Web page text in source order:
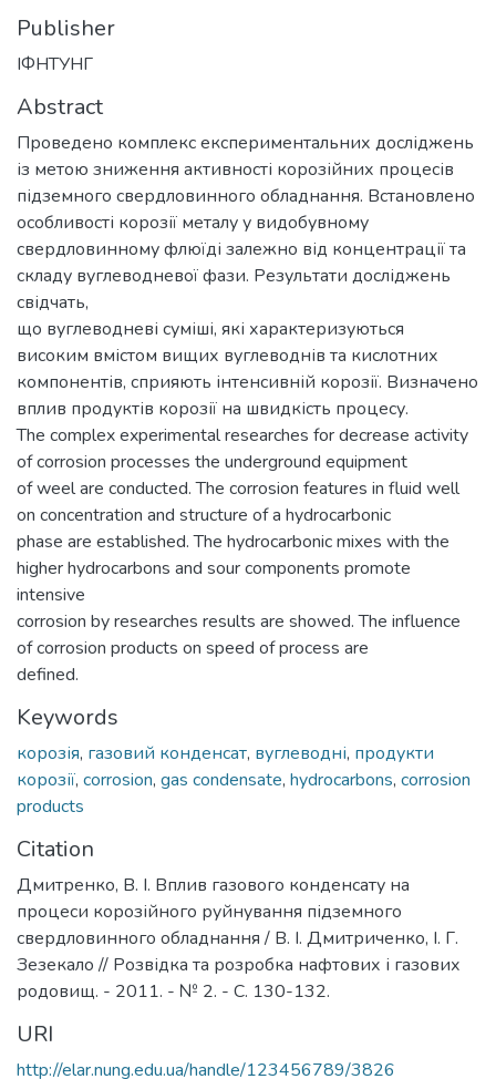
Publisher
ІФНТУНГ
Abstract
Проведено комплекс експериментальних досліджень
із метою зниження активності корозійних процесів
підземного свердловинного обладнання. Встановлено
особливості корозії металу у видобувному
свердловинному флюїді залежно від концентрації та
складу вуглеводневої фази. Результати досліджень
свідчать,
що вуглеводневі суміші, які характеризуються
високим вмістом вищих вуглеводнів та кислотних
компонентів, сприяють інтенсивній корозії. Визначено
вплив продуктів корозії на швидкість процесу.
The complex experimental researches for decrease activity
of corrosion processes the underground equipment
of weel are conducted. The corrosion features in fluid well
on concentration and structure of a hydrocarbonic
phase are established. The hydrocarbonic mixes with the
higher hydrocarbons and sour components promote
intensive
corrosion by researches results are showed. The influence
of corrosion products on speed of process are
defined.
Keywords
корозія, газовий конденсат, вуглеводні, продукти
корозії, corrosion, gas condensate, hydrocarbons, corrosion
products
Citation
Дмитренко, В. І. Вплив газового конденсату на
процеси корозійного руйнування підземного
свердловинного обладнання / В. І. Дмитриченко, І. Г.
Зезекало // Розвідка та розробка нафтових і газових
родовищ. - 2011. - № 2. - С. 130-132.
URI
http://elar.nung.edu.ua/handle/123456789/3826